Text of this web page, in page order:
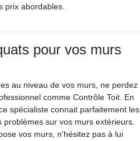
prix abordables.
pour vos murs
au niveau de vos murs, ne perdez
comme Contrôle Toit. En
spécialiste connait parfaitement les
sur vos murs extérieurs.
vos murs, n'hésitez pas à lui